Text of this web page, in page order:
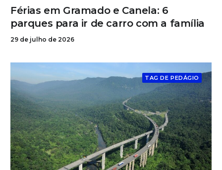
Férias em Gramado e Canela: 6
parques para ir de carro com a família
29 de julho de 2026
TAG DE PEDÁGIO